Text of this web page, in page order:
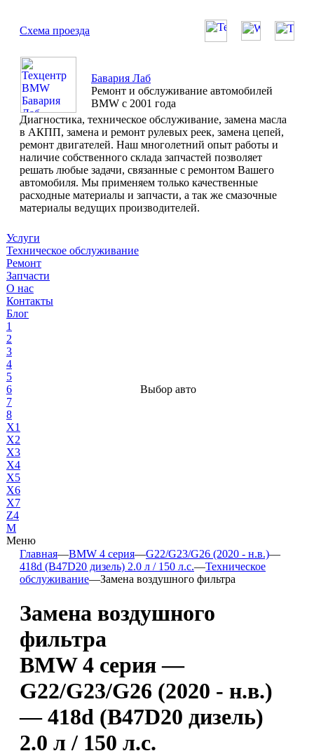
Схема проезда
Бавария Лаб
Ремонт и обслуживание автомобилей
BMW с 2001 года
Диагностика, техническое обслуживание, замена масла
в АКПП, замена и ремонт рулевых реек, замена цепей,
ремонт двигателей. Наш многолетний опыт работы и
наличие собственного склада запчастей позволяет
решать любые задачи, связанные с ремонтом Вашего
автомобиля. Мы применяем только качественные
расходные материалы и запчасти, а так же смазочные
материалы ведущих производителей.
Услуги
Техническое обслуживание
Ремонт
Запчасти
О нас
Контакты
Блог
1
2
3
4
5
6
7
8
X1
X2
X3
X4
X5
X6
X7
Z4
М
Меню
Выбор авто
Главная—BMW 4 серия—G22/G23/G26 (2020 - н.в.)—
418d (B47D20 дизель) 2.0 л / 150 л.с.—Техническое
обслуживание—Замена воздушного фильтра
Замена воздушного
фильтра
BMW 4 серия —
G22/G23/G26 (2020 - н.в.)
— 418d (B47D20 дизель)
2.0 л / 150 л.с.